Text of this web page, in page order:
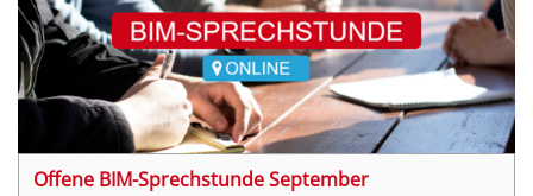
Offene BIM-Sprechstunde September